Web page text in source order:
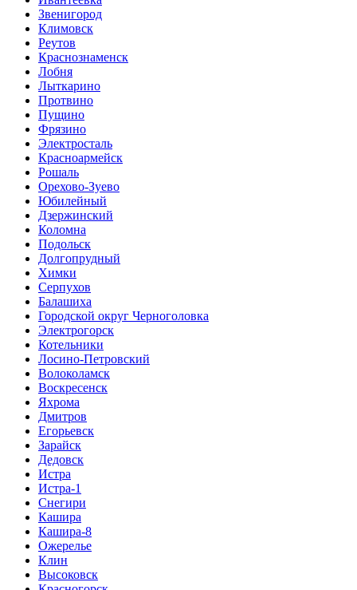
Звенигород
Климовск
Реутов
Краснознаменск
Лобня
Лыткарино
Протвино
Пущино
Фрязино
Электросталь
Красноармейск
Рошаль
Орехово-Зуево
Юбилейный
Дзержинский
Коломна
Подольск
Долгопрудный
Химки
Серпухов
Балашиха
Городской округ Черноголовка
Электрогорск
Котельники
Лосино-Петровский
Волоколамск
Воскресенск
Яхрома
Дмитров
Егорьевск
Зарайск
Дедовск
Истра
Истра-1
Снегири
Кашира
Кашира-8
Ожерелье
Клин
Высоковск